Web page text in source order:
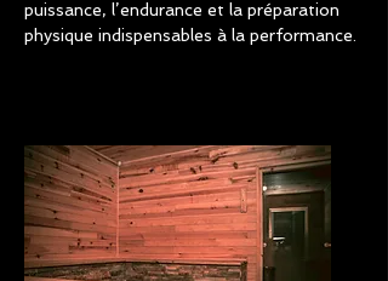
puissance, l’endurance et la préparation
physique indispensables à la performance.